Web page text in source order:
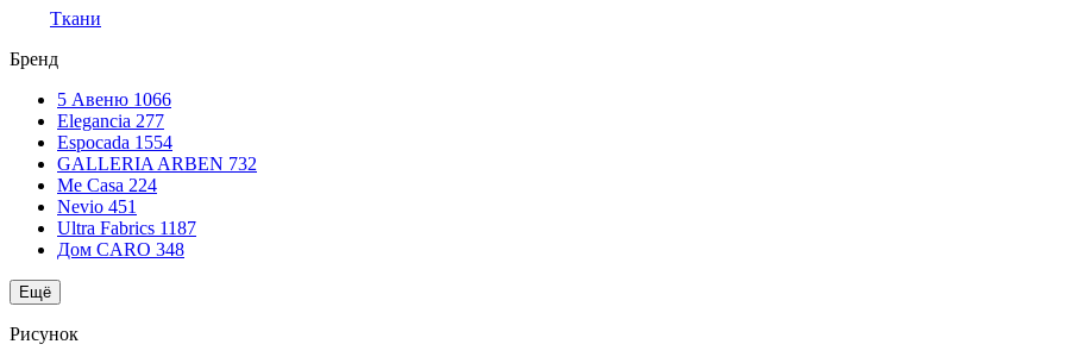
Ткани
Бренд
5 Авеню 1066
Elegancia 277
Espocada 1554
GALLERIA ARBEN 732
Me Casa 224
Nevio 451
Ultra Fabrics 1187
Дом CARO 348
Ещё
Рисунок